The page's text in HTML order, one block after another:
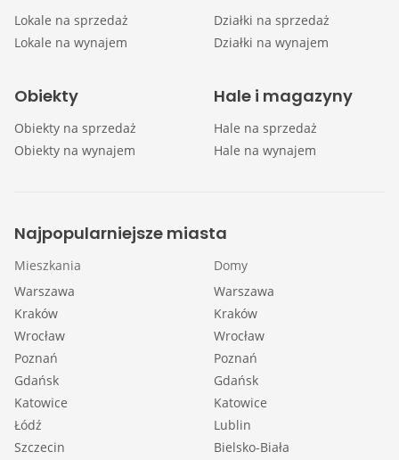
Lokale na sprzedaż
Lokale na wynajem
Działki na sprzedaż
Działki na wynajem
Obiekty
Obiekty na sprzedaż
Obiekty na wynajem
Hale i magazyny
Hale na sprzedaż
Hale na wynajem
Najpopularniejsze miasta
Mieszkania
Warszawa
Kraków
Wrocław
Poznań
Gdańsk
Katowice
Łódź
Szczecin
Domy
Warszawa
Kraków
Wrocław
Poznań
Gdańsk
Katowice
Lublin
Bielsko-Biała